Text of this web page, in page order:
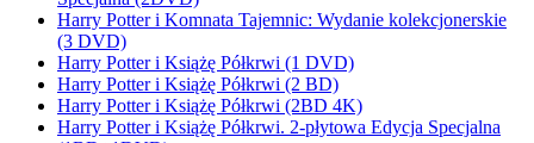
Harry Potter i Komnata Tajemnic: Wydanie kolekcjonerskie
(3 DVD)
Harry Potter i Książę Półkrwi (1 DVD)
Harry Potter i Książę Półkrwi (2 BD)
Harry Potter i Książę Półkrwi (2BD 4K)
Harry Potter i Książę Półkrwi. 2-płytowa Edycja Specjalna